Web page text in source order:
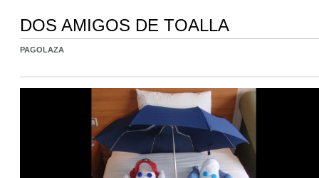
DOS AMIGOS DE TOALLA
PAGOLAZA